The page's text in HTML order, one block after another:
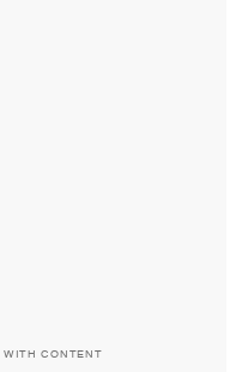
CONTENT